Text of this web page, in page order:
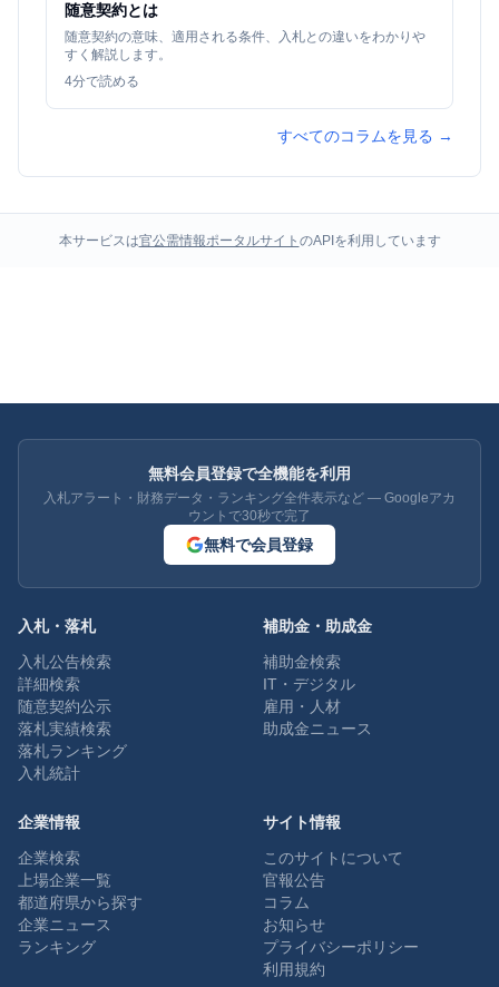
随意契約とは
随意契約の意味、適用される条件、入札との違いをわかりや
すく解説します。
4分で読める
すべてのコラムを見る →
本サービスは官公需情報ポータルサイト のAPIを利用しています
無料会員登録で全機能を利用
入札アラート・財務データ・ランキング全件表示など — Googleアカ
ウントで30秒で完了
無料で会員登録
入札・落札
入札公告検索
詳細検索
随意契約公示
落札実績検索
落札ランキング
入札統計
補助金・助成金
補助金検索
IT・デジタル
雇用・人材
助成金ニュース
企業情報
企業検索
上場企業一覧
都道府県から探す
企業ニュース
ランキング
サイト情報
このサイトについて
官報公告
コラム
お知らせ
プライバシーポリシー
利用規約